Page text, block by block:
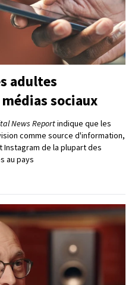
adultes
sociaux
News Reportindique que les
comme source d'information,
de la plupart des
au pays